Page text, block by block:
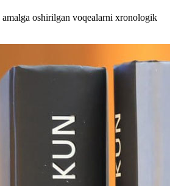
oshirilgan voqealarni xronologik